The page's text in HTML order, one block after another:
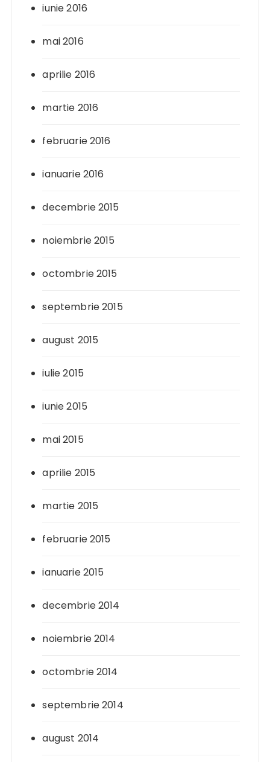
iunie 2016
mai 2016
aprilie 2016
martie 2016
februarie 2016
ianuarie 2016
decembrie 2015
noiembrie 2015
octombrie 2015
septembrie 2015
august 2015
iulie 2015
iunie 2015
mai 2015
aprilie 2015
martie 2015
februarie 2015
ianuarie 2015
decembrie 2014
noiembrie 2014
octombrie 2014
septembrie 2014
august 2014